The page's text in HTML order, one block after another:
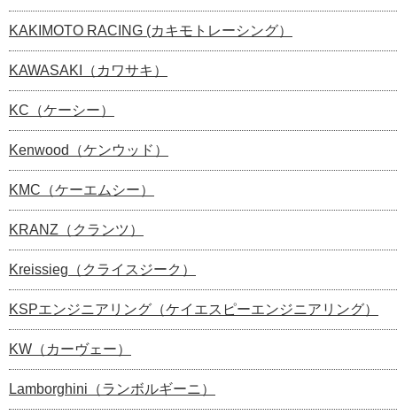
KAKIMOTO RACING (カキモトレーシング）
KAWASAKI（カワサキ）
KC（ケーシー）
Kenwood（ケンウッド）
KMC（ケーエムシー）
KRANZ（クランツ）
Kreissieg（クライスジーク）
KSPエンジニアリング（ケイエスピーエンジニアリング）
KW（カーヴェー）
Lamborghini（ランボルギーニ）